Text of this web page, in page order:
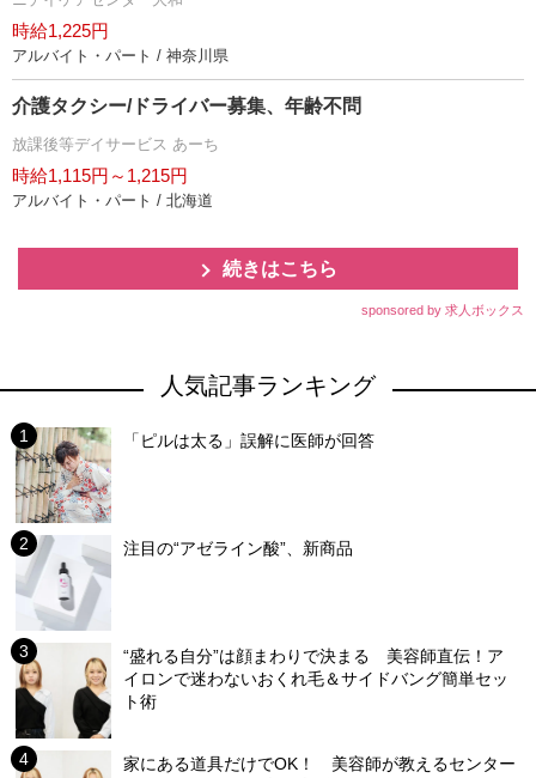
時給1,225円
アルバイト・パート / 神奈川県
介護タクシー/ドライバー募集、年齢不問
放課後等デイサービス あーち
時給1,115円～1,215円
アルバイト・パート / 北海道
続きはこちら
sponsored by 求人ボックス
人気記事ランキング
「ピルは太る」誤解に医師が回答
注目の“アゼライン酸”、新商品
“盛れる自分”は顔まわりで決まる 美容師直伝！ア
イロンで迷わないおくれ毛＆サイドバング簡単セッ
ト術
家にある道具だけでOK！ 美容師が教えるセンター